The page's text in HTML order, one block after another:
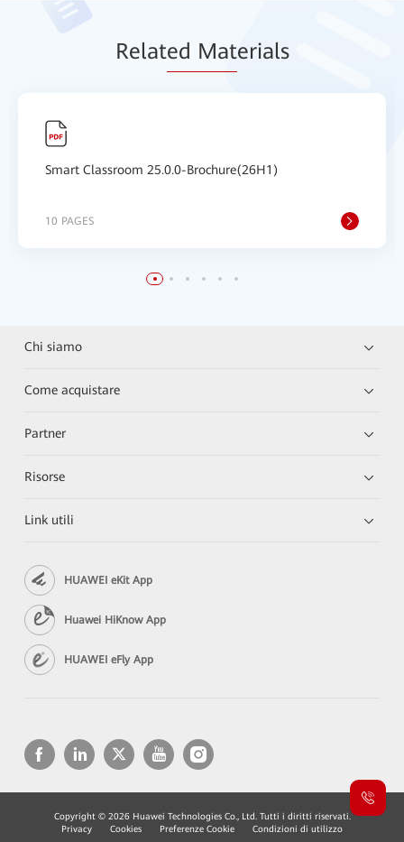
Related Materials
Smart Classroom 25.0.0-Brochure(26H1)
10 PAGES
Chi siamo
Come acquistare
Partner
Risorse
Link utili
HUAWEI eKit App
Huawei HiKnow App
HUAWEI eFly App
Copyright © 2026 Huawei Technologies Co., Ltd. Tutti i diritti riservati.
Privacy
Cookies Preferenze Cookie Condizioni di utilizzo